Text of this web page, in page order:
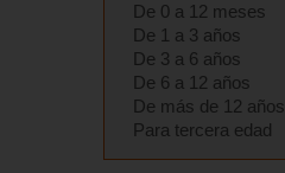
De 0 a 12 meses
De 1 a 3 años
De 3 a 6 años
De 6 a 12 años
De más de 12 años
Para tercera edad